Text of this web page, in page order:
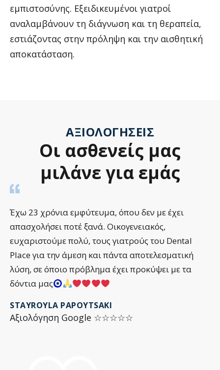
εμπιστοσύνης. Εξειδικευμένοι γιατροί
αναλαμβάνουν τη διάγνωση και τη θεραπεία,
εστιάζοντας στην πρόληψη και την αισθητική
αποκατάσταση.
ΑΞΙΟΛΟΓΉΣΕΙΣ
Οι ασθενείς μας
μιλάνε για εμάς
Έχω 23 χρόνια εμφύτευμα, όπου δεν με έχει
απασχολήσει ποτέ ξανά. Οικογενειακός,
ευχαριστούμε πολύ, τους γιατρούς του Dental
Place για την άμεση και πάντα αποτελεσματική
λύση, σε όποιο πρόβλημα έχει προκύψει με τα
δόντια μας
STAYROYLA PAPOYTSAKI
Αξιολόγηση Google ☆☆☆☆☆